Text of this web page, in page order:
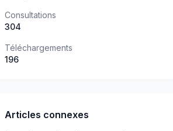
Consultations
304
Téléchargements
196
Articles connexes